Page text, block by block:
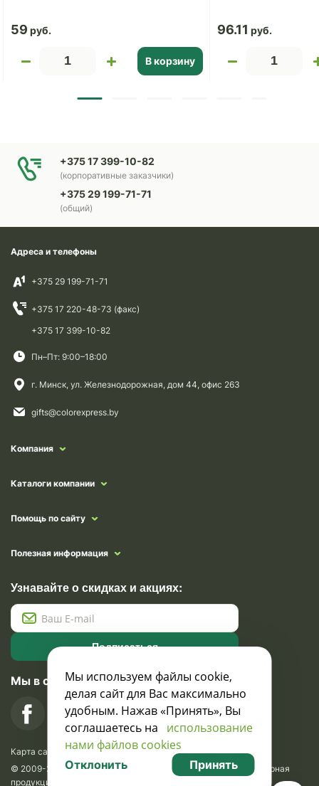
59
В корзину
96.11
+375 17 399-10-82
(корпоративные заказчики)
+375 29 199-71-71
(общий)
Адреса и телефоны
+375 29 199-71-71
+375 17 220-48-73 (факс)
+375 17 399-10-82
Пн–Пт: 9:00–18:00
г. Минск, ул. Железнодорожная, дом 44, офис 263
gifts@colorexpress.by
Компания
Каталоги компании
Помощь по сайту
Полезная информация
Узнавайте о скидках и акциях:
Подписаться
Мы в социальных сетях
Карта сайта
© 2009-2026 Krasavik.by. Сувениры оптом. Рекламно-сувенирная
продукция и сувениры с логотипом. УНН 100873745, ООО
Мы используем файлы cookie,
делая сайт для Вас максимально
удобным. Нажав «Принять», Вы
соглашаетесь на использование
нами файлов cookies
Отклонить Принять